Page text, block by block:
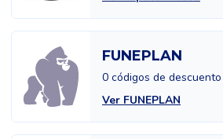
FUNEPLAN
0 códigos de descuento
Ver FUNEPLAN